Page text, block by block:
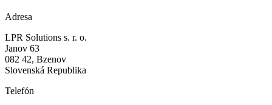
Adresa
LPR Solutions s. r. o.
Janov 63
082 42, Bzenov
Slovenská Republika
Telefón